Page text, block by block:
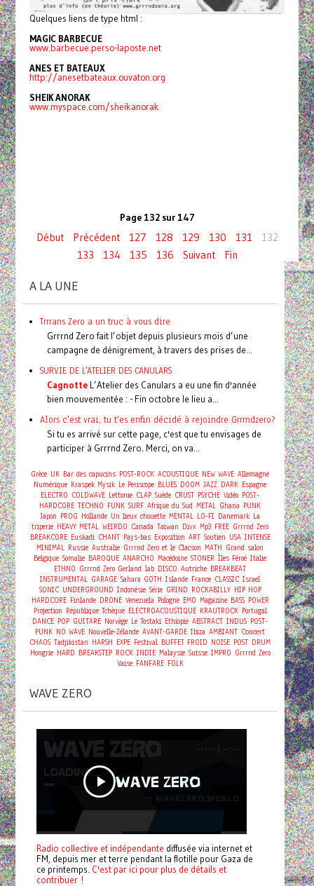
Quelques liens de type html :
MAGIC BARBECUE
www.barbecue.perso-laposte.net
ANES ET BATEAUX
http://anesetbateaux.ouvaton.org
SHEIK ANORAK
www.myspace.com/sheikanorak
Page 132 sur 147
Début Précédent 127 128 129 130 131
132
133
134 135 136 Suivant Fin
A LA UNE
Trrrans Zero a un truc à vous dire
Grrrnd Zero fait l’objet depuis plusieurs mois d’une
campagne de dénigrement, à travers des prises de...
SURVIE DE L'ATELIER DES CANULARS
CagnotteL’Atelier des Canulars a eu une fin d'année
bien mouvementée : - Fin octobre le lieu a...
Alors c'est vrai, tu t'es enfin décidé à rejoindre Grrrndzero?
Si tu es arrivé sur cette page, c'est que tu envisages de
participer à Grrrnd Zero. Merci, on va...
Grèce UK Bar des capucins POST-ROCK ACOUSTIQUE NEW WAVE Allemagne
Numérique Kraspek Mysik Le Periscope BLUES DOOM JAZZ DARK Espagne
ELECTRO COLDWAVE Lettonie CLAP Suède CRUST PSYCHE Vidéo POST-
HARDCORE TECHNO FUNK SURF Afrique du Sud METAL Ghana PUNK
Japon PROG Hollande Un lieux chouette MENTAL LO-FI Danemark La
triperie HEAVY METAL WEIRDO Canada Taiwan Divx Mp3 FREE Grrrnd Zero
BREAKCORE Euskadi CHANT Pays-bas Exposition ART Soutien USA INTENSE
MINIMAL Russie Australie Grrrnd Zero et le Clacson MATH Grand salon
Belgique Somalie BAROQUE ANARCHO Macédoine STONER Îles Féroé Italie
ETHNO Grrrnd Zero Gerland lab DISCO Autriche BREAKBEAT
INSTRUMENTAL GARAGE Sahara GOTH Islande France CLASSIC Israel
SONIC UNDERGROUND Indonésie Série GRIND ROCKABILLY HIP HOP
HARDCORE Finlande DRONE Venezuela Pologne EMO Magazine BASS POWER
Projection République Tchèque ELECTROACOUSTIQUE KRAUTROCK Portugal
DANCE POP GUITARE Norvège Le Tostaki Ethiopie ABSTRACT INDUS POST-
PUNK NO WAVE Nouvelle-Zélande AVANT-GARDE Ibiza AMBIANT Concert
CHAOS Tadjikistan HARSH EXPE Festival BUFFET FROID NOISE POST DRUM
Hongrie HARD BREAKSTEP ROCK INDIE Malaysie Suisse IMPRO Grrrnd Zero
Vaise FANFARE FOLK
WAVE ZERO
Radio collective et indépendante diffusée via internet et
FM, depuis mer et terre pendant la flotille pour Gaza de
ce printemps. C'est par ici pour plus de détails et
contribuer !